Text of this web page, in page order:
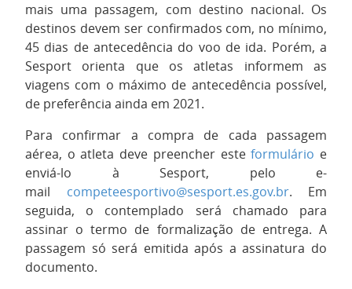
mais uma passagem, com destino nacional. Os
destinos devem ser confirmados com, no mínimo,
45 dias de antecedência do voo de ida. Porém, a
Sesport orienta que os atletas informem as
viagens com o máximo de antecedência possível,
de preferência ainda em 2021.
Para confirmar a compra de cada passagem
aérea, o atleta deve preencher esteformulário e
enviá-lo à Sesport, pelo e-
mail competeesportivo@sesport.es.gov.br. Em
seguida, o contemplado será chamado para
assinar o termo de formalização de entrega. A
passagem só será emitida após a assinatura do
documento.